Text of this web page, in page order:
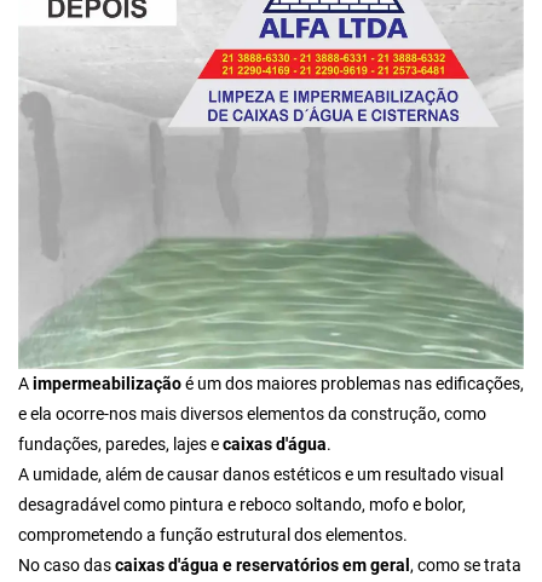
Aimpermeabilizaçãoé um dos maiores problemas nas edificações,
e ela ocorre-nos mais diversos elementos da construção, como
fundações, paredes, lajes ecaixas d'água.
A umidade, além de causar danos estéticos e um resultado visual
desagradável como pintura e reboco soltando, mofo e bolor,
comprometendo a função estrutural dos elementos.
No caso dascaixas d'água e reservatórios em geral , como se trata